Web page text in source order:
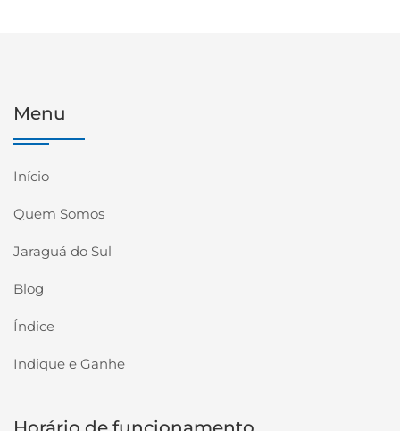
Menu
Início
Quem Somos
Jaraguá do Sul
Blog
Índice
Indique e Ganhe